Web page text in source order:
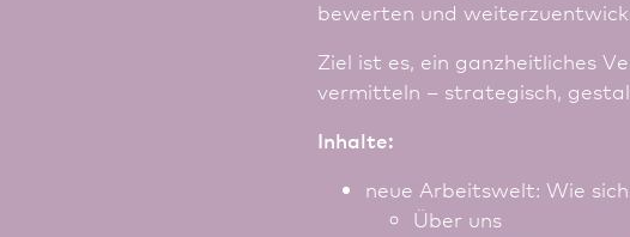
bewerten und
Ziel ist es, ein ganzheitliches
vermitteln – strategisch,
Inhalte:
neue Arbeitswelt: Wie
Über uns